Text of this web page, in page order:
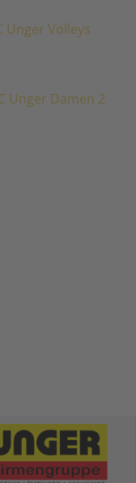
Unger Volleys
Unger Damen 2